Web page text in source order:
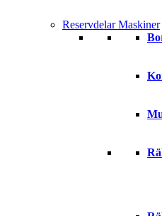
Reservdelar Maskiner